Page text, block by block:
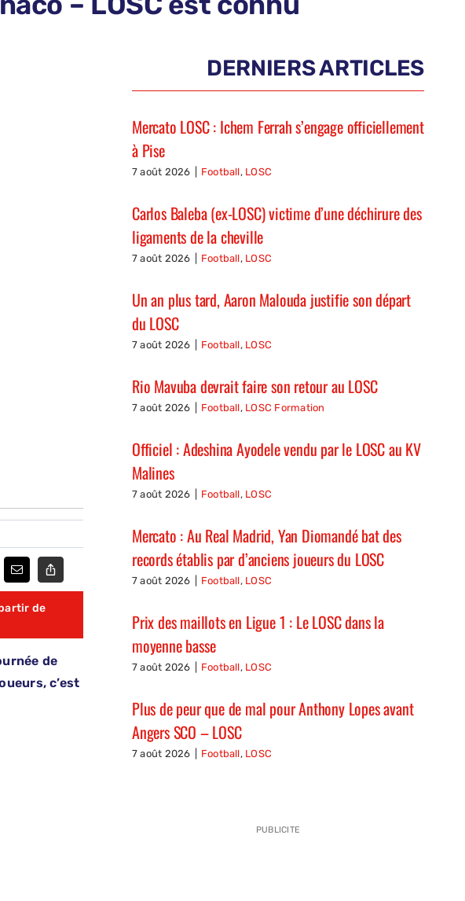
de
de
c’est
DERNIERS ARTICLES
Mercato LOSC : Ichem Ferrah s’engage officiellement
à Pise
7 août 2026 Football, LOSC
Carlos Baleba (ex-LOSC) victime d’une déchirure des
ligaments de la cheville
7 août 2026 Football, LOSC
Un an plus tard, Aaron Malouda justifie son départ
du LOSC
7 août 2026 Football, LOSC
Rio Mavuba devrait faire son retour au LOSC
7 août 2026 Football, LOSC Formation
Officiel : Adeshina Ayodele vendu par le LOSC au KV
Malines
7 août 2026 Football, LOSC
Mercato : Au Real Madrid, Yan Diomandé bat des
records établis par d’anciens joueurs du LOSC
7 août 2026 Football, LOSC
Prix des maillots en Ligue 1 : Le LOSC dans la
moyenne basse
7 août 2026 Football, LOSC
Plus de peur que de mal pour Anthony Lopes avant
Angers SCO – LOSC
7 août 2026 Football, LOSC
PUBLICITE